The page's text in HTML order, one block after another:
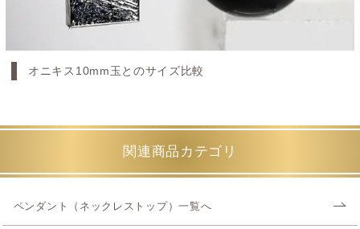
オニキス10mm玉とのサイズ比較
関連商品カテゴリ
ペンダント（ネックレストップ）一覧へ